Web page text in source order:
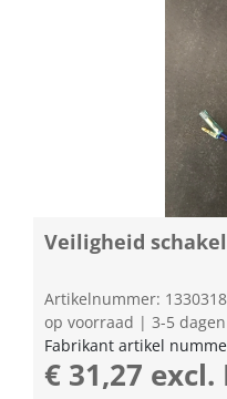
Veiligheid
Artikelnummer: 1330318
op voorraad | 3-5
Fabrikant artikel
€ 31,27 excl.